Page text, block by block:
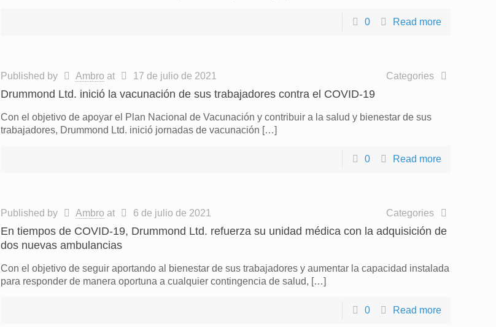
0 Read more
Published by Ambro at 17 de julio de 2021 Categories
Drummond Ltd. inició la vacunación de sus trabajadores contra el COVID-19
Con el objetivo de apoyar el Plan Nacional de Vacunación y contribuir a la salud y bienestar de sus
trabajadores, Drummond Ltd. inició jornadas de vacunación […]
0 Read more
Published by Ambro at 6 de julio de 2021 Categories
En tiempos de COVID-19, Drummond Ltd. refuerza su unidad médica con la adquisición de
dos nuevas ambulancias
Con el objetivo de seguir aportando al bienestar de sus trabajadores y aumentar la capacidad instalada
para responder de manera oportuna a cualquier contingencia de salud, […]
0 Read more